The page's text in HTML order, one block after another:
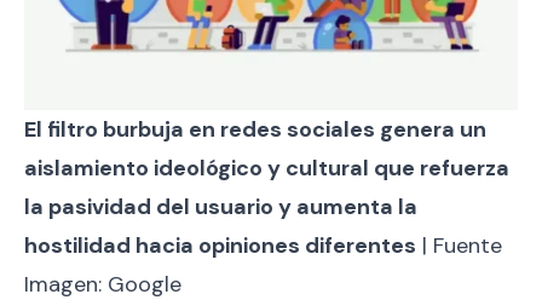
El filtro burbuja en redes sociales genera un
aislamiento ideológico y cultural que refuerza
la pasividad del usuario y aumenta la
hostilidad hacia opiniones diferentes | Fuente
Imagen: Google